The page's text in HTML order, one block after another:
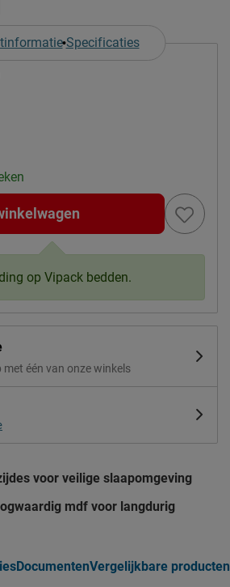
Specificaties
op Vipack bedden.
één van onze winkels
voor veilige slaapomgeving
mdf voor langdurig
DocumentenVergelijkbare producten